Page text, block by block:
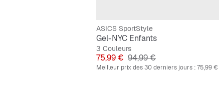
ASICS SportStyle
Gel-NYC Enfants
3 Couleurs
Prix
75,99 € Prix original
94,99 €
Meilleur prix des 30 derniers jours :75,99 €